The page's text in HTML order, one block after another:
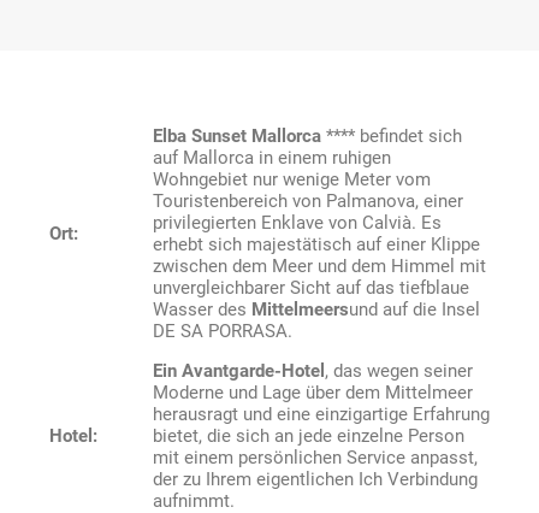
Ort:
Elba Sunset Mallorca **** befindet sich
auf Mallorca in einem ruhigen
Wohngebiet nur wenige Meter vom
Touristenbereich von Palmanova, einer
privilegierten Enklave von Calvià. Es
erhebt sich majestätisch auf einer Klippe
zwischen dem Meer und dem Himmel mit
unvergleichbarer Sicht auf das tiefblaue
Wasser des Mittelmeersund auf die Insel
DE SA PORRASA.
Hotel:
Ein Avantgarde-Hotel , das wegen seiner
Moderne und Lage über dem Mittelmeer
herausragt und eine einzigartige Erfahrung
bietet, die sich an jede einzelne Person
mit einem persönlichen Service anpasst,
der zu Ihrem eigentlichen Ich Verbindung
aufnimmt.